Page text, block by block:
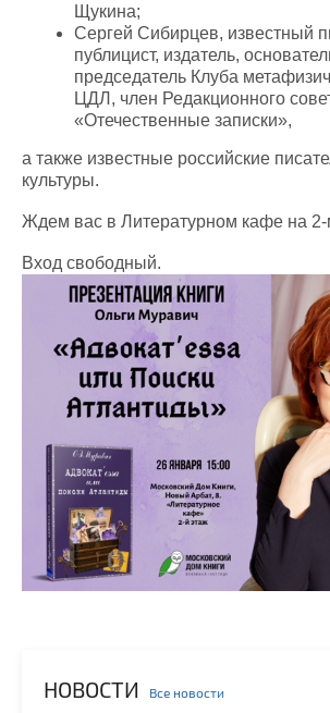
НОВОСТИ Все новости
Щукина;
Сергей Сибирцев, известный
публицист, издатель,
председатель Клуба
ЦДЛ, член Редакционного
«Отечественные записки»,
а также известные российские
культуры.
Ждем вас в Литературном кафе на 2-
Вход свободный.